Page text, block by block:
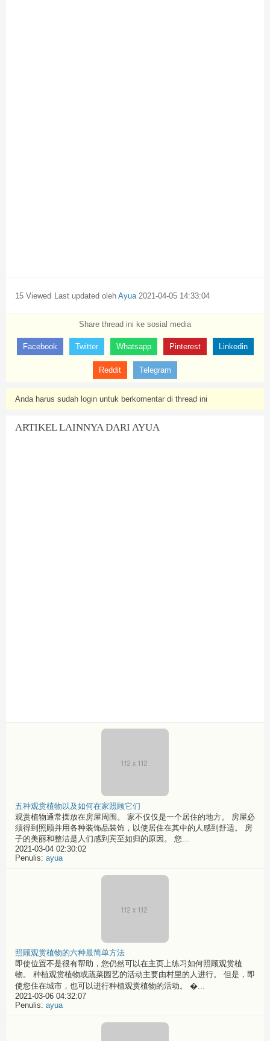
15 Viewed Last updated oleh Ayua 2021-04-05 14:33:04
Share thread ini ke sosial media
Facebook Twitter Whatsapp Pinterest Linkedin
Reddit Telegram
Anda harus sudah login untuk berkomentar di thread ini
ARTIKEL LAINNYA DARI AYUA
五种观赏植物以及如何在家照顾它们
观赏植物通常摆放在房屋周围。 家不仅仅是一个居住的地方。 房屋必
须得到照顾并用各种装饰品装饰，以使居住在其中的人感到舒适。 房
子的美丽和整洁是人们感到宾至如归的原因。 您...
2021-03-04 02:30:02
Penulis: ayua
照顾观赏植物的六种最简单方法
即使位置不是很有帮助，您仍然可以在主页上练习如何照顾观赏植
物。 种植观赏植物或蔬菜园艺的活动主要由村里的人进行。 但是，即
使您住在城市，也可以进行种植观赏植物的活动。 �...
2021-03-06 04:32:07
Penulis: ayua